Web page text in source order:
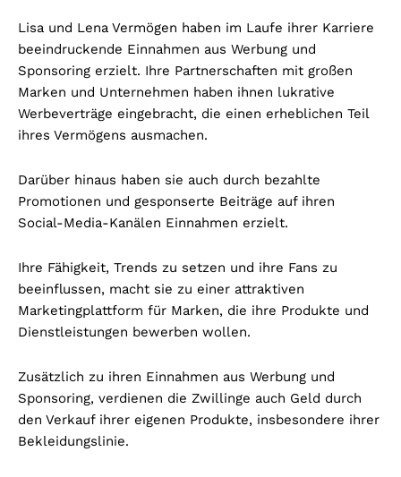
Lisa und Lena Vermögen haben im Laufe ihrer Karriere
beeindruckende Einnahmen aus Werbung und
Sponsoring erzielt. Ihre Partnerschaften mit großen
Marken und Unternehmen haben ihnen lukrative
Werbeverträge eingebracht, die einen erheblichen Teil
ihres Vermögens ausmachen.
Darüber hinaus haben sie auch durch bezahlte
Promotionen und gesponserte Beiträge auf ihren
Social-Media-Kanälen Einnahmen erzielt.
Ihre Fähigkeit, Trends zu setzen und ihre Fans zu
beeinflussen, macht sie zu einer attraktiven
Marketingplattform für Marken, die ihre Produkte und
Dienstleistungen bewerben wollen.
Zusätzlich zu ihren Einnahmen aus Werbung und
Sponsoring, verdienen die Zwillinge auch Geld durch
den Verkauf ihrer eigenen Produkte, insbesondere ihrer
Bekleidungslinie.